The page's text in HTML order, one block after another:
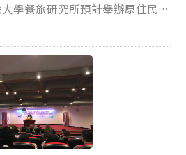
學餐旅研究所預計舉辦原住民部
成「推廣部落生態旅遊」、「原
，誠摯邀請各位老師鼓勵學生一
2022aveoveoyu ????競
元 第二名：獎金$15,000 元
截止
) 入選決賽評選公告：111年10月
：111年11月3日(四) 若有任